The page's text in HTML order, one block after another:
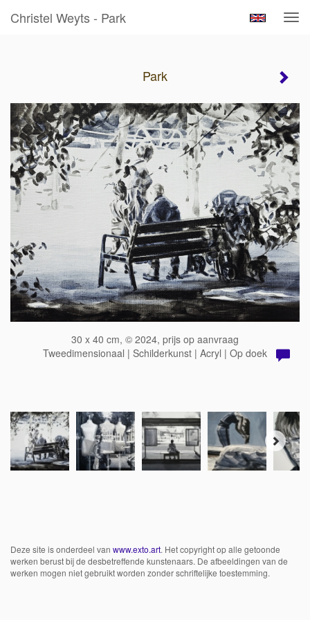
Christel Weyts - Park
Park
30 x 40 cm, © 2024, prijs op aanvraag
Tweedimensionaal | Schilderkunst | Acryl | Op doek
Deze site is onderdeel van www.exto.art. Het copyright op alle getoonde
werken berust bij de desbetreffende kunstenaars. De afbeeldingen van de
werken mogen niet gebruikt worden zonder schriftelijke toestemming.